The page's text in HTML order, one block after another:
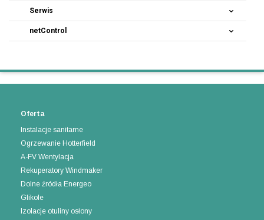
Serwis
netControl
Oferta
Instalacje sanitarne
Ogrzewanie Hotterfield
A-FV Wentylacja
Rekuperatory Windmaker
Dolne źródła Energeo
Glikole
Izolacje otuliny osłony